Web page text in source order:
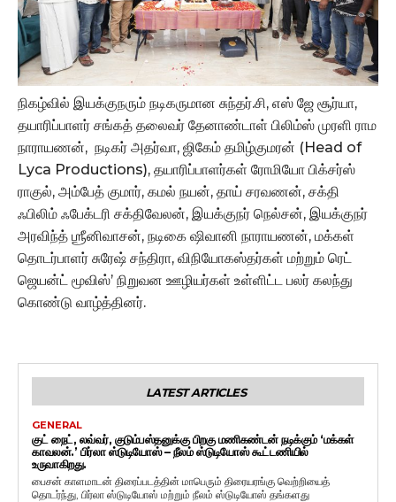
நிகழ்வில் இயக்குநரும் நடிகருமான சுந்தர்.சி, எஸ் ஜே சூர்யா,
தயாரிப்பாளர் சங்கத் தலைவர் தேனாண்டாள் பிலிம்ஸ் முரளி ராம
நாராயணன், நடிகர் அதர்வா, ஜிகேம் தமிழ்குமரன் (Head of
Lyca Productions), தயாரிப்பாளர்கள் ரோமியோ பிக்சர்ஸ்
ராகுல், அம்பேத் குமார், கமல் நயன், தாய் சரவணன், சக்தி
ஃபிலிம் ஃபேக்டரி சக்திவேலன், இயக்குநர் நெல்சன், இயக்குநர்
அரவிந்த் ஶ்ரீனிவாசன், நடிகை ஷிவானி நாராயணன், மக்கள்
தொடர்பாளர் சுரேஷ் சந்திரா, விநியோகஸ்தர்கள் மற்றும் ரெட்
ஜெயன்ட் மூவிஸ்’ நிறுவன ஊழியர்கள் உள்ளிட்ட பலர் கலந்து
கொண்டு வாழ்த்தினர்.
LATEST ARTICLES
GENERAL
குட் நைட், லவ்வர், குடும்பஸ்தனுக்கு பிறகு மணிகண்டன் நடிக்கும் ‘மக்கள்
காவலன்.’ பிர்லா ஸ்டுடியோஸ் – நீலம் ஸ்டுடியோஸ் கூட்டணியில்
உருவாகிறது.
பைசன் காளமாடன் திரைப்படத்தின் மாபெரும் திரையரங்கு வெற்றியைத்
தொடர்ந்து, பிர்லா ஸ்டுடியோஸ் மற்றும் நீலம் ஸ்டுடியோஸ் தங்களது